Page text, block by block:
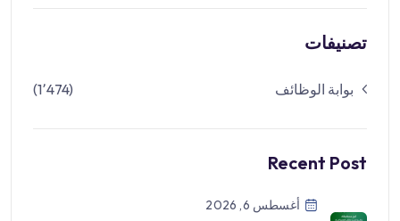
تصنيفات
بوابة الوظائف (1٬474)
Recent Post
أغسطس 6, 2026